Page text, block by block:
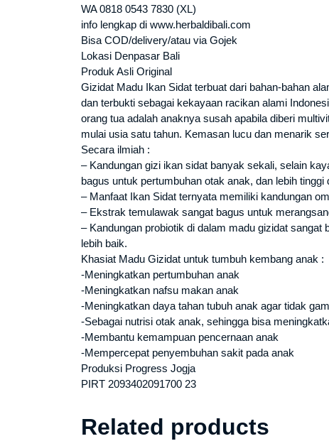
WA 0818 0543 7830 (XL)
info lengkap di www.herbaldibali.com
Bisa COD/delivery/atau via Gojek
Lokasi Denpasar Bali
Produk Asli Original
Gizidat Madu Ikan Sidat terbuat dari bahan-bahan
dan terbukti sebagai kekayaan racikan alami
orang tua adalah anaknya susah apabila diberi
mulai usia satu tahun. Kemasan lucu dan menarik
Secara ilmiah :
– Kandungan gizi ikan sidat banyak sekali, selain
bagus untuk pertumbuhan otak anak, dan lebih
– Manfaat Ikan Sidat ternyata memiliki kandungan
– Ekstrak temulawak sangat bagus untuk
– Kandungan probiotik di dalam madu gizidat
lebih baik.
Khasiat Madu Gizidat untuk tumbuh kembang anak :
-Meningkatkan pertumbuhan anak
-Meningkatkan nafsu makan anak
-Meningkatkan daya tahan tubuh anak agar tidak
-Sebagai nutrisi otak anak, sehingga bisa
-Membantu kemampuan pencernaan anak
-Mempercepat penyembuhan sakit pada anak
Produksi Progress Jogja
PIRT 2093402091700 23
Related products